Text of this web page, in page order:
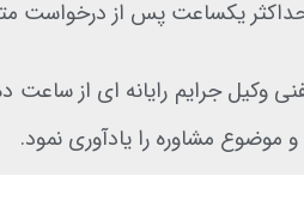
یکساعت پس از درخواست
موضوع مشاوره را یادآوری نمود.